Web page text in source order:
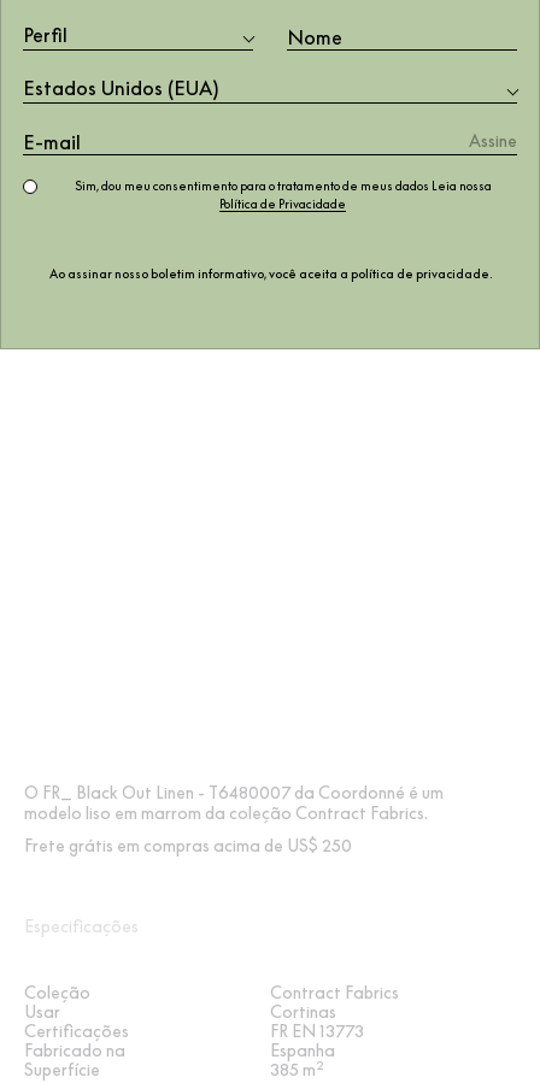
O FR_ Black Out Linen - T6480007 da Coordonné é um
modelo liso em marrom da coleção Contract Fabrics.
Frete grátis em compras acima de US$ 250
Especificações
Coleção
Contract Fabrics
Usar
Cortinas
Certificações
FR EN 13773
Fabricado na
Espanha
Superfície
385 m2
Perfil
Estados Unidos (EUA)
Sim, dou meu consentimento para o tratamento de meus dados Leia nossa
Política de Privacidade
Ao assinar nosso boletim informativo, você aceita a política de privacidade